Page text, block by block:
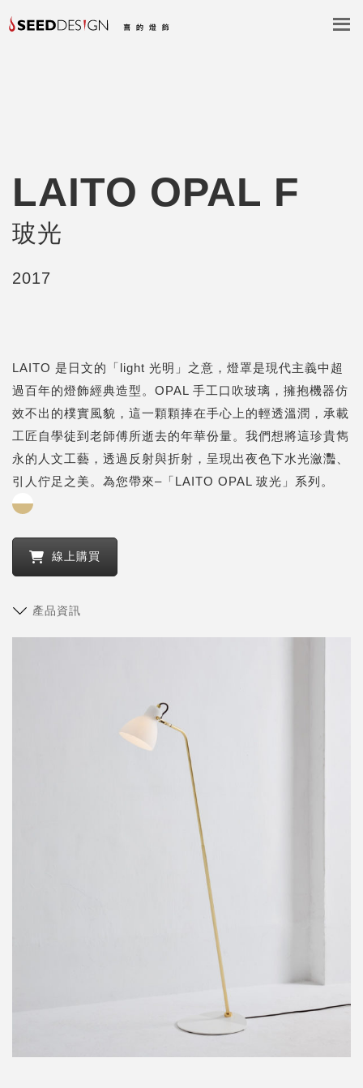
LAITO OPAL F
玻光
2017
LAITO 是日文的「light 光明」之意，燈罩是現代主義中超
過百年的燈飾經典造型。OPAL 手工口吹玻璃，擁抱機器仿
效不出的樸實風貌，這一顆顆捧在手心上的輕透溫潤，承載
工匠自學徒到老師傅所逝去的年華份量。我們想將這珍貴雋
永的人文工藝，透過反射與折射，呈現出夜色下水光瀲灩、
引人佇足之美。為您帶來–「LAITO OPAL 玻光」系列。
線上購買
產品資訊